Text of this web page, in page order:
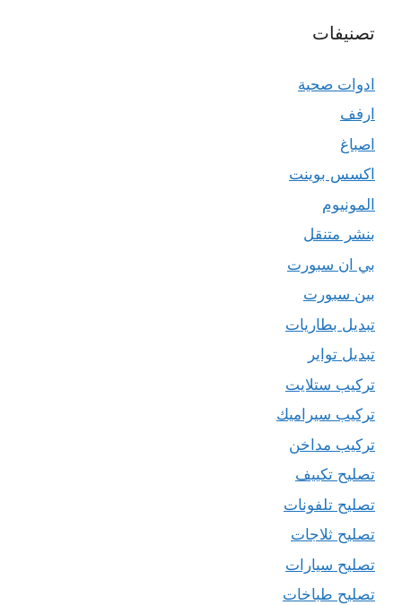
تصنيفات
ادوات صحية
ارفف
اصباغ
اكسس بوينت
المونيوم
بنشر متنقل
بي ان سبورت
بين سبورت
تبديل بطاريات
تبديل تواير
تركيب ستلايت
تركيب سيراميك
تركيب مداخن
تصليح تكييف
تصليح تلفونات
تصليح ثلاجات
تصليح سيارات
تصليح طباخات